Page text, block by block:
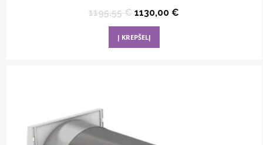
1195,55€ Original
was:
1195,55 €.
1130,00 €
Į KREPŠELĮ